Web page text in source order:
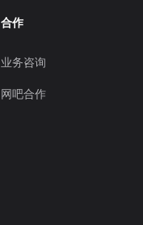
合作
业务咨询
网吧合作